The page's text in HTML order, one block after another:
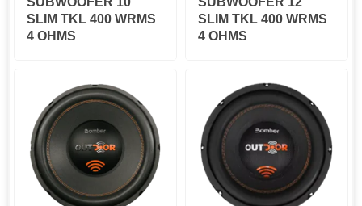
SLIM TKL 400 WRMS
4 OHMS
SLIM TKL 400 WRMS
4 OHMS